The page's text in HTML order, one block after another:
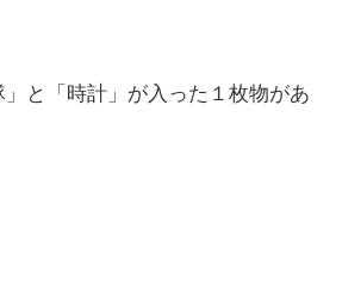
と「時計」が入った１枚物があ